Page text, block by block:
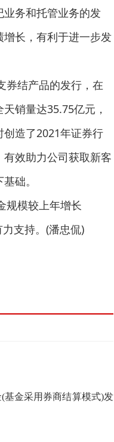
务和托管业务的发
长，有利于进一步发
券结产品的发行，在
销量达35.75亿元，
造了2021年证券行
效助力公司获取新客
础。
规模较上年增长
支持。(潘忠侃)
基金采用券商结算模式)发